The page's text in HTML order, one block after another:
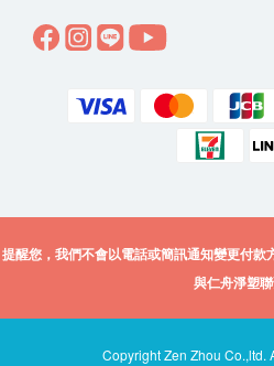
提醒您，我們不會以電話或簡訊通知變更付
與仁舟淨塑聯
Copyright Zen Zhou Co.,ltd.